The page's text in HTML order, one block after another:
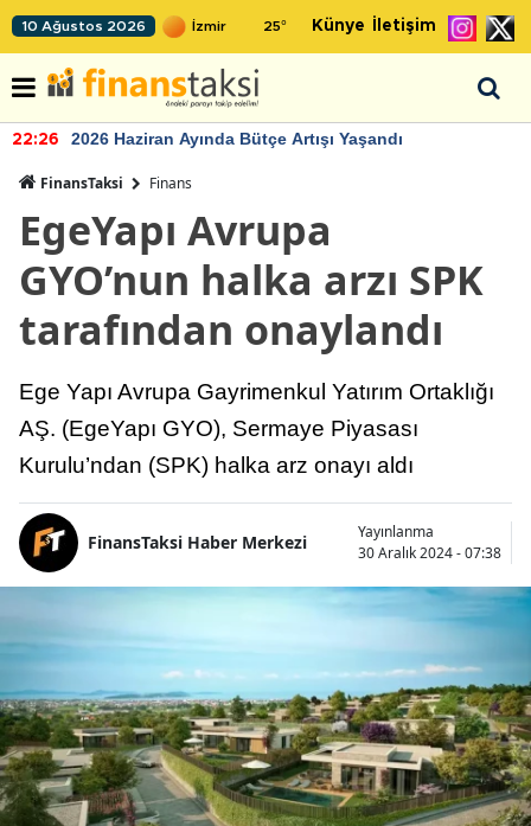
10 Ağustos 2026 25° Künye İletişim
22:26 2026 Haziran Ayında Bütçe Artışı Yaşandı
FinansTaksi Finans
EgeYapı Avrupa
GYO’nun halka arzı SPK
tarafından onaylandı
Ege Yapı Avrupa Gayrimenkul Yatırım Ortaklığı
AŞ. (EgeYapı GYO), Sermaye Piyasası
Kurulu’ndan (SPK) halka arz onayı aldı
FinansTaksi Haber Merkezi
Yayınlanma
30 Aralık 2024 - 07:38